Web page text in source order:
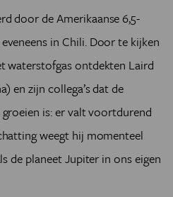
door de Amerikaanse 6,5-
in Chili. Door te kijken
waterstofgas ontdekten Laird
en zijn collega’s dat de
is: er valt voortdurend
weegt hij momenteel
de planeet Jupiter in ons eigen